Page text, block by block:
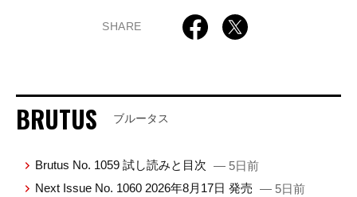
SHARE
BRUTUS ブルータス
Brutus No. 1059 試し読みと目次 — 5日前
Next Issue No. 1060 2026年8月17日 発売 — 5日前